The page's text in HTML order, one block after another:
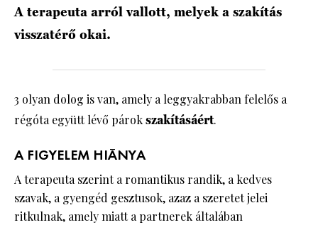
A terapeuta arról vallott, melyek a szakítás
visszatérő okai.
3 olyan dolog is van, amely a leggyakrabban felelős a
régóta együtt lévő párokszakításáért.
A FIGYELEM HIÁNYA
A terapeuta szerint a romantikus randik, a kedves
szavak, a gyengéd gesztusok, azaz a szeretet jelei
ritkulnak, amely miatt a partnerek általában